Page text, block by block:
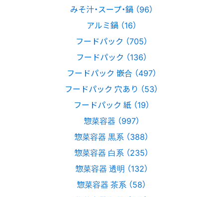
みそ汁・スープ・鍋 （96）
アルミ鍋 （16）
フードパック （705）
フードパック （136）
フードパック 嵌合 （497）
フードパック 穴あり （53）
フードパック 紙 （19）
惣菜容器 （997）
惣菜容器 黒系 （388）
惣菜容器 白系 （235）
惣菜容器 透明 （132）
惣菜容器 茶系 （58）